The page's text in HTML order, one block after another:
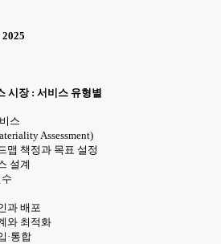
시장 : 서비스 유형별
스
Assessment)
맵 책정과 목표 설정
설계
과 배포
와 최적화
·통합